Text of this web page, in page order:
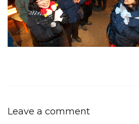
Leave a comment